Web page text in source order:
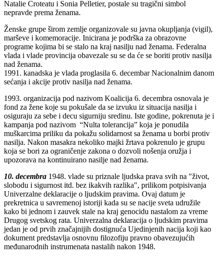
Natalie Croteatu i Sonia Pelletier, postale su tragični simbol
nepravde prema ženama.
Ženske grupe širom zemlje organizovale su javna okupljanja (vigil),
marševe i komemoracije. Inicirana je podrška za obrazovne
programe kojima bi se stalo na kraj nasilju nad ženama. Federalna
vlada i vlade provincija obavezale su se da će se boriti protiv nasilja
nad ženama.
1991. kanadska je vlada proglasila 6. decembar Nacionalnim danom
sećanja i akcije protiv nasilja nad ženama.
1993. organizacija pod nazivom Koalicija 6. decembra osnovala je
fond za žene koje su pokušale da se izvuku iz situacija nasilja i
osiguraju za sebe i decu sigurniju sredinu. Iste godine, pokrenuta je i
kampanja pod nazivom “Nulta tolerancija” koja je ponudila
muškarcima priliku da pokažu solidarnost sa ženama u borbi protiv
nasilja. Nakon masakra nekoliko majki žrtava pokrenulo je grupu
koja se bori za ograničenje zakona o dozvoli nošenja oružja i
upozorava na kontinuirano nasilje nad ženama.
10. decembra 1948. vlade su priznale ljudska prava svih na "život,
slobodu i sigurnost itd. bez ikakvih razlika", prilikom potpisivanja
Univerzalne deklaracije o ljudskim pravima. Ovaj datum je
prekretnica u savremenoj istoriji kada su se nacije sveta udružile
kako bi jednom i zauvek stale na kraj genocidu nastalom za vreme
Drugog svetskog rata. Univerzalna deklaracija o ljudskim pravima
jedan je od prvih značajnijih dostignuća Ujedinjenih nacija koji kao
dokument predstavlja osnovnu filozofiju pravno obavezujućih
međunarodnih instrumenata nastalih nakon 1948.